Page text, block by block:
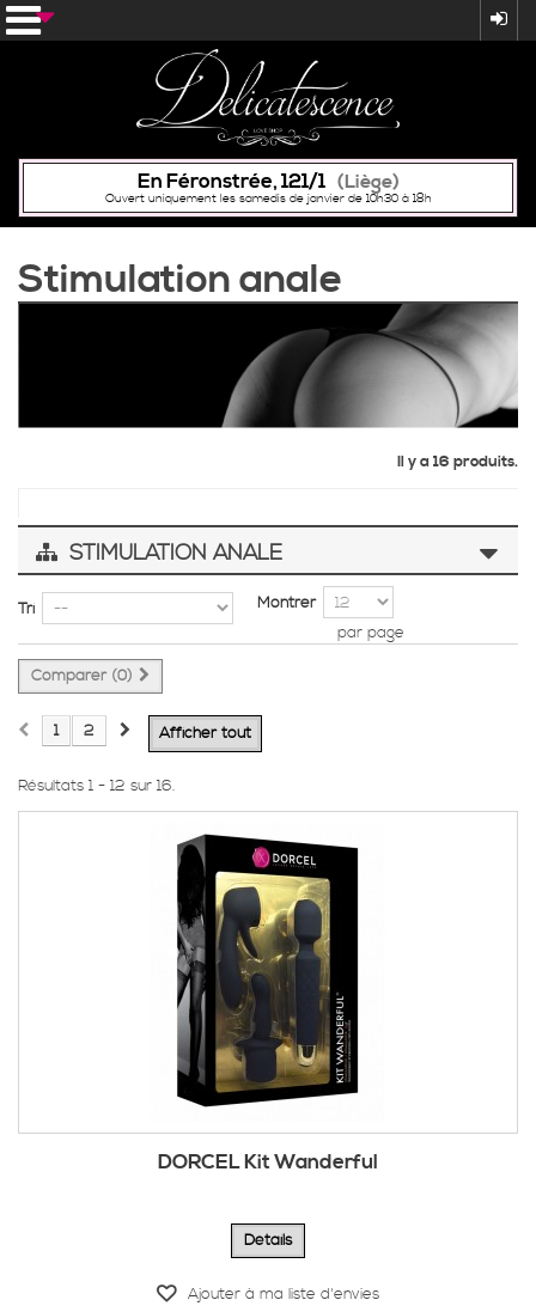
En Féronstrée, 121/1 (Liège)
Ouvert uniquement les samedis de janvier de 10h30 à 18h
Stimulation anale
Il y a 16 produits.
STIMULATION ANALE
Tri
Montrer
par page
Comparer (0)
Afficher tout
1 2
Résultats 1 - 12 sur 16.
DORCEL Kit Wanderful
Détails
Ajouter à ma liste d'envies